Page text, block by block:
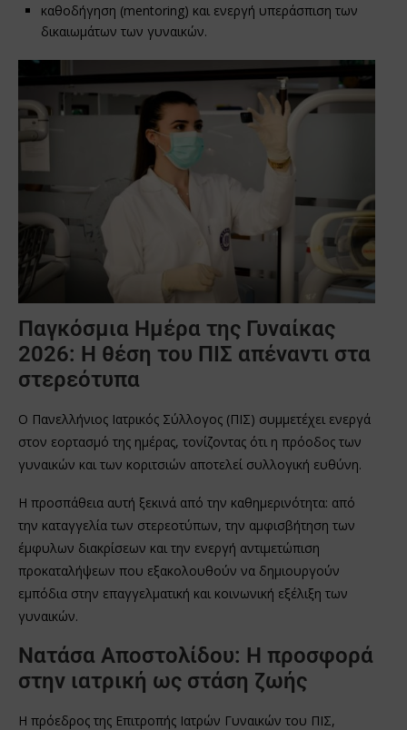
καθοδήγηση (mentoring) και ενεργή υπεράσπιση των
δικαιωμάτων των γυναικών.
Παγκόσμια Ημέρα της Γυναίκας
2026: Η θέση του ΠΙΣ απέναντι στα
στερεότυπα
Ο Πανελλήνιος Ιατρικός Σύλλογος (ΠΙΣ) συμμετέχει ενεργά
στον εορτασμό της ημέρας, τονίζοντας ότι η πρόοδος των
γυναικών και των κοριτσιών αποτελεί συλλογική ευθύνη.
Η προσπάθεια αυτή ξεκινά από την καθημερινότητα: από
την καταγγελία των στερεοτύπων, την αμφισβήτηση των
έμφυλων διακρίσεων και την ενεργή αντιμετώπιση
προκαταλήψεων που εξακολουθούν να δημιουργούν
εμπόδια στην επαγγελματική και κοινωνική εξέλιξη των
γυναικών.
Νατάσα Αποστολίδου: Η προσφορά
στην ιατρική ως στάση ζωής
Η πρόεδρος της Επιτροπής Ιατρών Γυναικών του ΠΙΣ,